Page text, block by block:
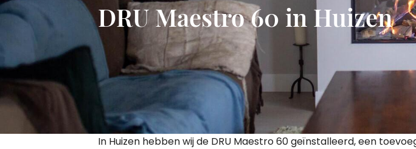
DRU Maestro 60 in Huizen
In Huizen hebben wij de DRU Maestro 60 geïnstalleerd, een